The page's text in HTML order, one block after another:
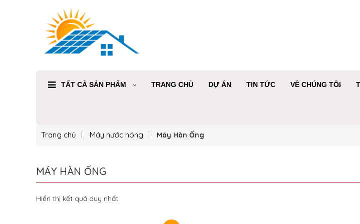
TẤT CẢ SẢN PHẨM TRANG CHỦ DỰ ÁN TIN TỨC VỀ CHÚNG TÔI
Trang chủ Máy nước nóng Máy Hàn Ống
MÁY HÀN ỐNG
Hiển thị kết quả duy nhất